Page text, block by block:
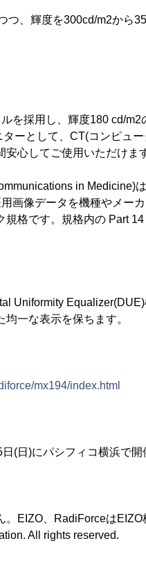
つ、輝度を300cd/m2から
を採用し、輝度180 cd/
ーとして、CT(コンピュ
心してご使用いただけま
in Medicine)
画像データを機種やメー
規格です。規格内の Part
Uniformity
一な表示を保ちます。
mx194/index.html
(日)にパシフィコ横浜で
。EIZO、RadiForceは
All rights reserved.